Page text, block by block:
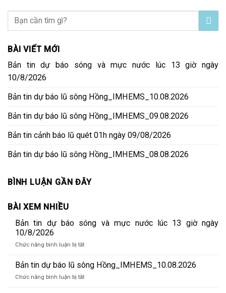
BÀI VIẾT MỚI
Bản tin dự báo sóng và mực nước lúc 13 giờ ngày
10/8/2026
Bản tin dự báo lũ sông Hồng_IMHEMS_10.08.2026
Bản tin dự báo lũ sông Hồng_IMHEMS_09.08.2026
Bản tin cảnh báo lũ quét 01h ngày 09/08/2026
Bản tin dự báo lũ sông Hồng_IMHEMS_08.08.2026
BÌNH LUẬN GẦN ĐÂY
BÀI XEM NHIỀU
Bản tin dự báo sóng và mực nước lúc 13 giờ ngày
10/8/2026
Chức năng bình luận bị tắtở
tin
báo
Bản tin dự báo lũ sông Hồng_IMHEMS_10.08.2026
Chức năng bình luận bị tắtở